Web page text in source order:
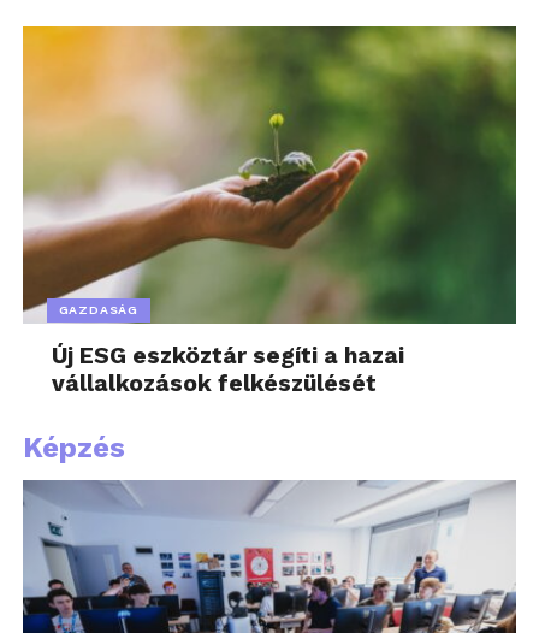
GAZDASÁG
Új ESG eszköztár segíti a hazai
vállalkozások felkészülését
Képzés